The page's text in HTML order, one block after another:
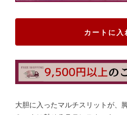
カートに入
大胆に入ったマルチスリットが、